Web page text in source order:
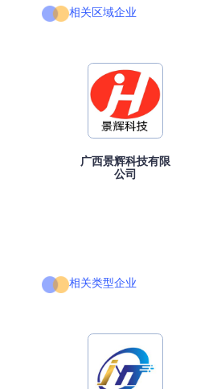
相关区域企业
广西景辉科技有限
公司
相关类型企业